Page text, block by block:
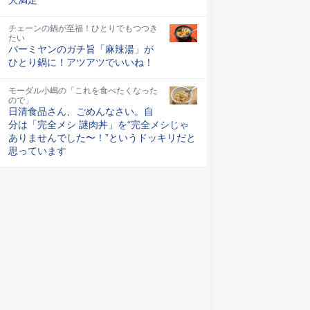
チェーンの鍋が至福！ひとりでもつつき
たい
バーミヤンのガチ旨「麻辣湯」が
ひとり鍋に！アツアツでいいね！
モーダル小嶋の「これを食べたくなった
ので」
日清食品さん、ごめんなさい。自
分は「完全メシ 謎肉丼」を“完全メシじゃ
ありませんでした〜！”というドッキリだと
思っています